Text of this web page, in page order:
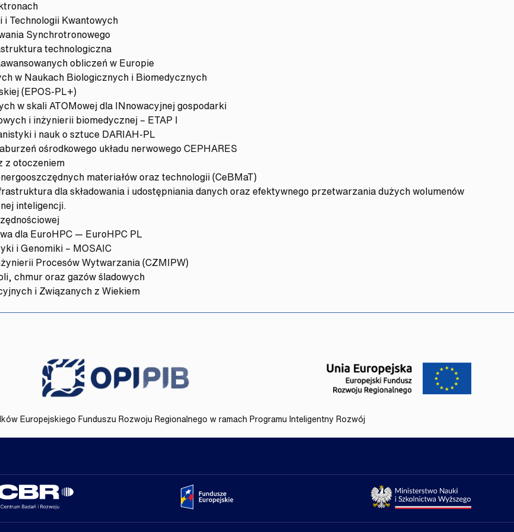
Technologii Kwantowych
Synchrotronowego
technologiczna
obliczeń w Europie
w Naukach Biologicznych i Biomedycznych
(EPOS-PL+)
w skali ATOMowej dla INnowacyjnej gospodarki
i inżynierii biomedycznej – ETAP I
i nauk o sztuce DARIAH-PL
ośrodkowego układu nerwowego CEPHARES
z otoczeniem
materiałów oraz technologii (CeBMaT)
dla składowania i udostępniania danych oraz efektywnego przetwarzania dużych wolumenów
inteligencji.
dla EuroHPC — EuroHPC PL
i Genomiki – MOSAIC
Procesów Wytwarzania (CZMIPW)
chmur oraz gazów śladowych
i Związanych z Wiekiem
Ośrodek Przetwarzania Informacji
Europejskiego Funduszu Rozwoju Regionalnego w ramach Programu Inteligentny Rozwój
Narodowe Centrum Badań i Rozwoju funduszeeuropejskie